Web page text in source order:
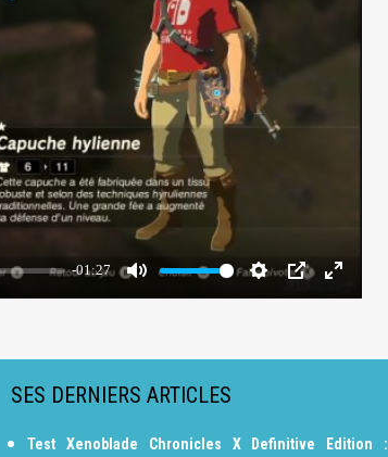
SES DERNIERS ARTICLES
Test Xenoblade Chronicles X Definitive Edition :